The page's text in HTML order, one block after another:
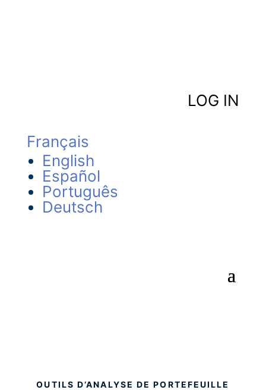
LOG IN
Français
English
Español
Português
Deutsch
OUTILS D’ANALYSE DE PORTEFEUILLE